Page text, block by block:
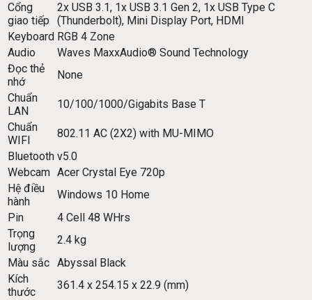
Cổng
giao tiếp
2x USB 3.1, 1x USB 3.1 Gen 2, 1x USB Type C
(Thunderbolt), Mini Display Port, HDMI
Keyboard RGB 4 Zone
Audio
Waves MaxxAudio® Sound Technology
Đọc thẻ
nhớ
None
Chuẩn
LAN
10/100/1000/Gigabits Base T
Chuẩn
WIFI
802.11 AC (2X2) with MU-MIMO
Bluetooth v5.0
Webcam Acer Crystal Eye 720p
Hệ điều
hành
Windows 10 Home
Pin
4 Cell 48 WHrs
Trọng
lượng
2.4 kg
Màu sắc Abyssal Black
Kích
thước
361.4 x 254.15 x 22.9 (mm)